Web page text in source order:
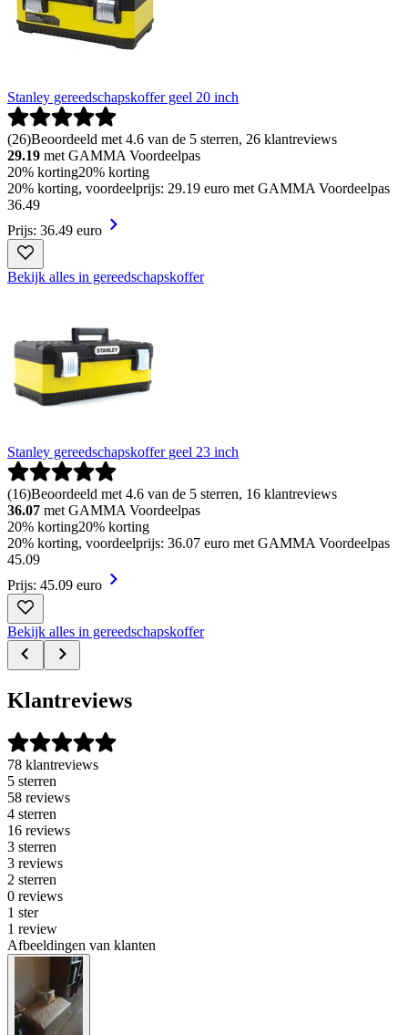
Stanley gereedschapskoffer geel 20 inch
(26)Beoordeeld met 4.6 van de 5 sterren, 26 klantreviews
29.19 met GAMMA Voordeelpas
20% korting20% korting
20% korting, voordeelprijs: 29.19 euro met GAMMA Voordeelpas
36.49
Prijs: 36.49 euro
Bekijk alles in gereedschapskoffer
Stanley gereedschapskoffer geel 23 inch
(16)Beoordeeld met 4.6 van de 5 sterren, 16 klantreviews
36.07 met GAMMA Voordeelpas
20% korting20% korting
20% korting, voordeelprijs: 36.07 euro met GAMMA Voordeelpas
45.09
Prijs: 45.09 euro
Bekijk alles in gereedschapskoffer
Klantreviews
78 klantreviews
5 sterren
58 reviews
4 sterren
16 reviews
3 sterren
3 reviews
2 sterren
0 reviews
1 ster
1 review
Afbeeldingen van klanten